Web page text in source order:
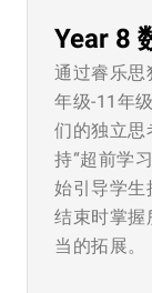
Year 8
通过睿乐思
年级-11年
们的独立思
持“超前学
始引导学生
结束时掌握
当的拓展。